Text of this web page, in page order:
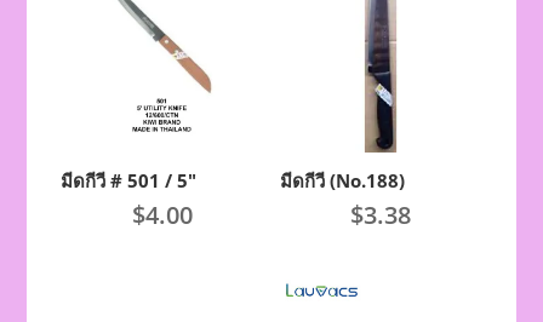
มีดกีวี # 501 / 5″
$4.00
มีดกีวี (No.188)
$3.38